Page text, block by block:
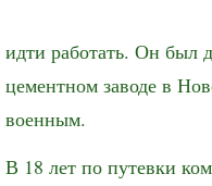
идти работать. Он был
цементном заводе в
военным.
В 18 лет по путевки